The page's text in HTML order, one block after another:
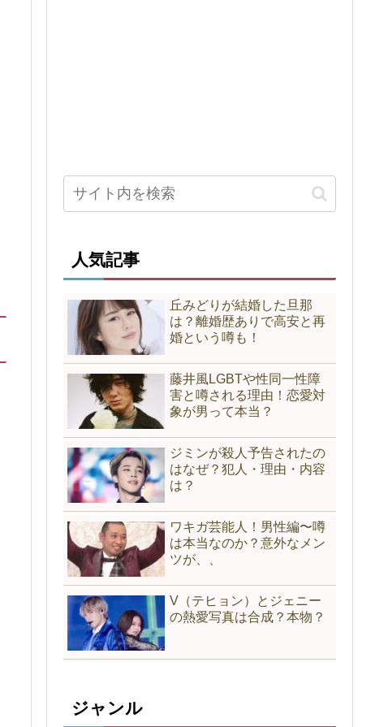
人気記事
丘みどりが結婚した旦那
は？離婚歴ありで高安と再
婚という噂も！
藤井風LGBTや性同一性障
害と噂される理由！恋愛対
象が男って本当？
ジミンが殺人予告されたの
はなぜ？犯人・理由・内容
は？
ワキガ芸能人！男性編〜噂
は本当なのか？意外なメン
ツが、、
V（テヒョン）とジェニー
の熱愛写真は合成？本物？
ジャンル